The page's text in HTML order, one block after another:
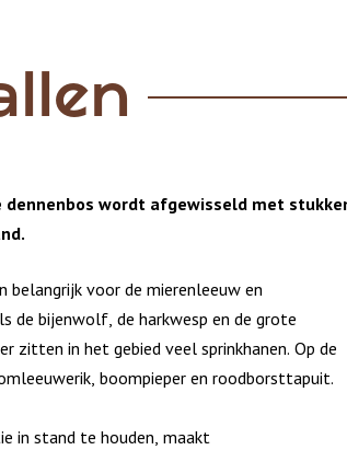
wordt afgewisseld met
belangrijk voor de mierenleeuw en
de bijenwolf, de harkwesp en de grote
zitten in het gebied veel sprinkhanen. Op de
boompieper en roodborsttapuit.
in stand te houden, maakt